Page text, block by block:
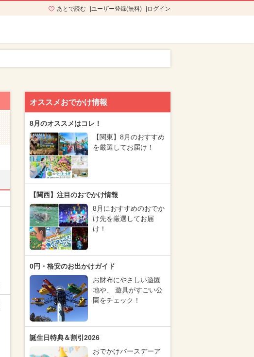
あとで読む ユーザー登録(無料) ログイン
オススメおでかけ情報
8月のオススメはコレ！
【関東】8月のおすすめ
を厳選してお届け！
【関西】注目のおでかけ情報
8月におすすめのおでか
け先を厳選してお届
け！
0円・格安のお出かけガイド
お財布にやさしい遊園
地や、 遊具がすごい公
園をチェック！
誕生日特典＆割引2026
おでかけバースデーア